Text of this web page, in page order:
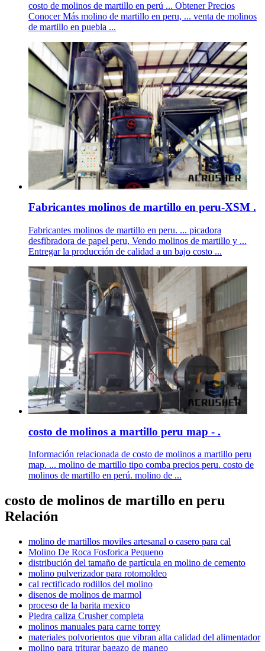
costo de molinos de martillo en perú ... Obtener Precios
Conocer Más molino de martillo en peru, ... venta de molinos
de martillo en puebla ...
Fabricantes molinos de martillo en peru-XSM .
Fabricantes molinos de martillo en peru. ... picadora
desfibradora de papel peru, Vendo molinos de martillo y ...
Entregar la producción de calidad a un bajo costo ...
costo de molinos a martillo peru map - .
Información relacionada de costo de molinos a martillo peru
map. ... molino de martillo tipo comba precios peru. costo de
molinos de martillo en perú. molino de ...
costo de molinos de martillo en peru
Relación
molino de martillos moviles artesanal o casero para cal
Molino De Roca Fosforica Pequeno
distribución del tamaño de partícula en molino de cemento
molino pulverizador para rotomoldeo
cal rectificado rodillos del molino
disenos de molinos de marmol
proceso de la barita mexico
Piedra caliza Crusher completa
molinos manuales para carne torrey
materiales polvorientos que vibran alta calidad del alimentador
molino para triturar bagazo de mango